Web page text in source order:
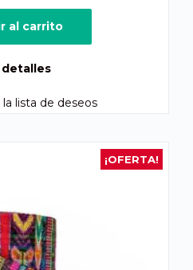
precio
original
era:
precio
es:
al carrito
detalles
la lista de deseos
¡OFERTA!